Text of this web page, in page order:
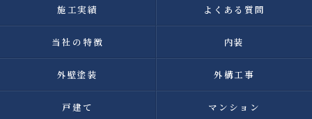
施工実績 よくある質問
当社の特徴 内装
外壁塗装 外構工事
戸建て マンション